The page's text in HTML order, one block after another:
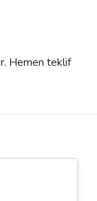
Hemen teklif